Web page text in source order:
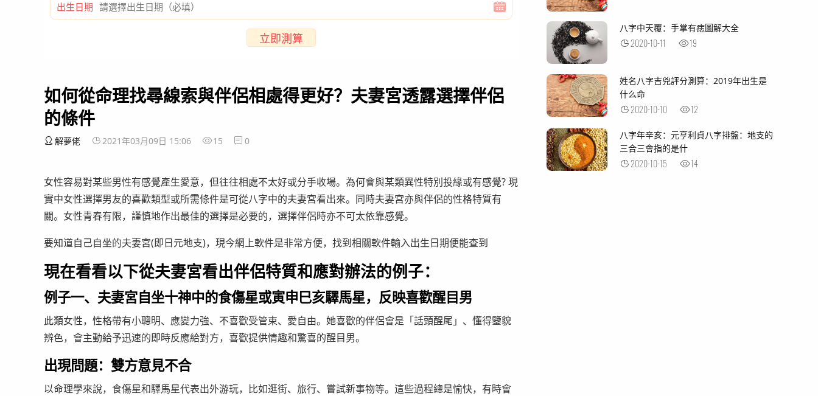
出生日期
立即測算
如何從命理找尋線索與伴侶相處得更好？夫妻宮透露選擇伴侶
的條件
解夢佬 2021年03月09日 15:06 15 0
女性容易對某些男性有感覺產生愛意，但往往相處不太好或分手收場。為何會與某類異性特別投緣或有感覺? 現
實中女性選擇男友的喜歡類型或所需條件是可從八字中的夫妻宮看出來。同時夫妻宮亦與伴侶的性格特質有
關。女性青春有限，謹慎地作出最佳的選擇是必要的，選擇伴侶時亦不可太依靠感覺。
要知道自己自坐的夫妻宮(即日元地支)，現今網上軟件是非常方便，找到相關軟件輸入出生日期便能查到
現在看看以下從夫妻宮看出伴侶特質和應對辦法的例子：
例子一、夫妻宮自坐十神中的食傷星或寅申巳亥驛馬星，反映喜歡醒目男
此類女性，性格帶有小聰明、應變力強、不喜歡受管束、愛自由。她喜歡的伴侶會是「話頭醒尾」、懂得鑒貌
辨色，會主動給予迅速的即時反應給對方，喜歡提供情趣和驚喜的醒目男。
出現問題：雙方意見不合
以命理學來說，食傷星和驛馬星代表出外游玩，比如逛街、旅行、嘗試新事物等。這些過程總是愉快，有時會
八字中天覆：手掌有痣圖解大全
2020-10-11 19
姓名八字吉兇評分測算：2019年出生是
什么命
2020-10-10 12
八字年辛亥：元亨利貞八字排盤：地支的
三合三會指的是什
2020-10-15 14